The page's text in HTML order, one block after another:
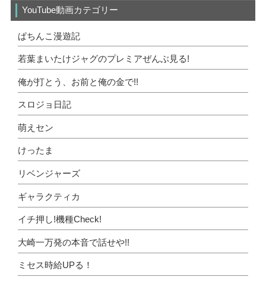
YouTube動画カテゴリー
ぱちんこ漫遊記
若葉まいたけジャグのプレミアぜんぶ見る!
俺が打とう、お前と俺の金で!!
スロジョ日記
萌えセン
けったま
リベンジャーズ
ギャラクティカ
イチ押し!機種Check!
大崎一万発の本音で話せや!!
ミセス時給UPる！